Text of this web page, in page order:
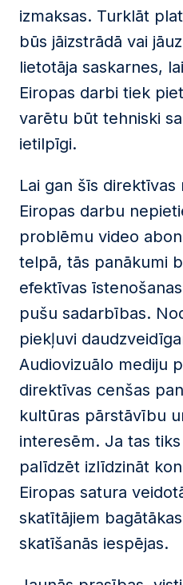
izmaksas. Turklāt
būs jāizstrādā vai
lietotāja saskarnes,
Eiropas darbi tiek
varētu būt tehniski
ietilpīgi.
Lai gan šīs
Eiropas darbu
problēmu video
telpā, tās panākumi
efektīvas
pušu sadarbības.
piekļuvi
Audiovizuālo mediju
direktīvas cenšas
kultūras pārstāvību
interesēm. Ja tas
palīdzēt izlīdzināt
Eiropas satura
skatītājiem
skatīšanās iespējas.